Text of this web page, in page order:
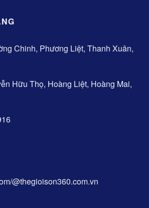
Chinh, Phương Liệt, Thanh Xuân,
Hữu Thọ, Hoàng Liệt, Hoàng Mai,
@thegioison360.com.vn